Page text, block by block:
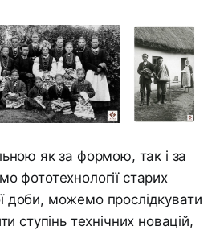
як за формою, так і за
фототехнології старих
доби, можемо прослідкувати
ступінь технічних новацій,